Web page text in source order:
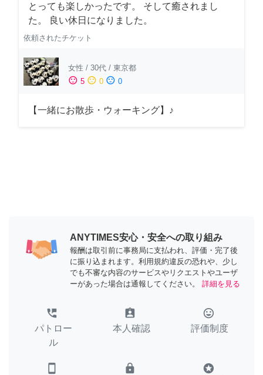
とっても楽しかったです。 そして癒されまし
た。 良い休日になりました。
依頼されたチケット
女性 / 30代 / 東京都
sentiment_satisfied 5 sentiment_neutral 0 sentiment_dissatisfied 0
【一緒にお散歩・ウォーキング】♪
ANYTIMES安心・安全への取り組み
報酬は取引前に事務局に支払われ、評価・完了後
に振り込まれます。利用規約違反の恐れや、少し
でも不審な内容のサービスやリクエストやユーザ
ーがあった場合は通報してください。
詳細を見る
perm_phone_msg
パトロー
ル
assignment_ind
本人確認
tag_faces
評価制度
smartphone lock stars